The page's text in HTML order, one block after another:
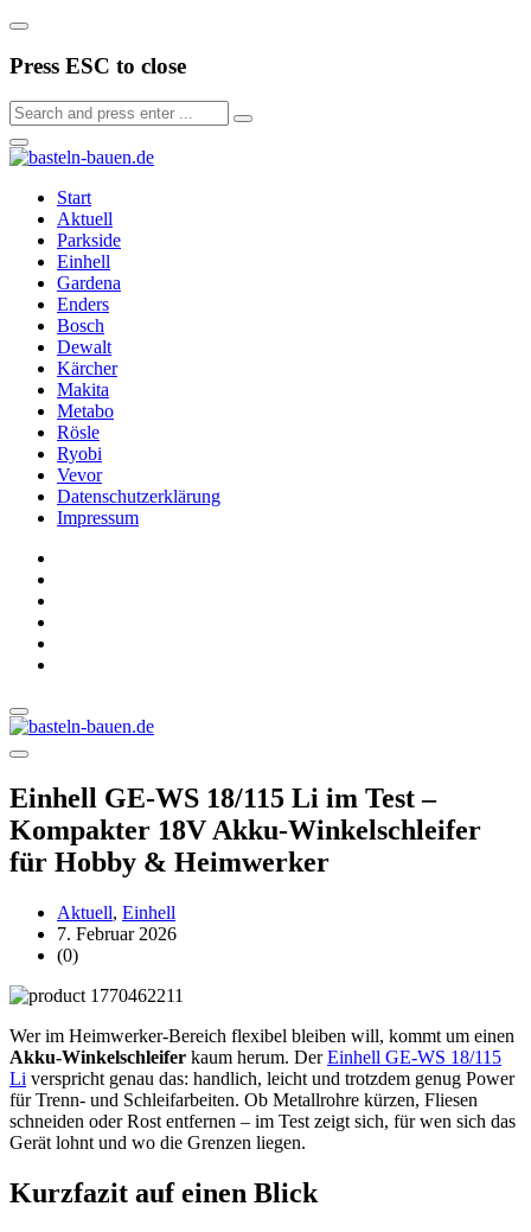
Press ESC to close
Start
Aktuell
Parkside
Einhell
Gardena
Enders
Bosch
Dewalt
Kärcher
Makita
Metabo
Rösle
Ryobi
Vevor
Datenschutzerklärung
Impressum
Einhell GE-WS 18/115 Li im Test –
Kompakter 18V Akku-Winkelschleifer
für Hobby & Heimwerker
Aktuell, Einhell
7. Februar 2026
(0)
Wer im Heimwerker-Bereich flexibel bleiben will, kommt um einen
Akku-Winkelschleifer kaum herum. DerEinhell GE-WS 18/115
Li verspricht genau das: handlich, leicht und trotzdem genug Power
für Trenn- und Schleifarbeiten. Ob Metallrohre kürzen, Fliesen
schneiden oder Rost entfernen – im Test zeigt sich, für wen sich das
Gerät lohnt und wo die Grenzen liegen.
Kurzfazit auf einen Blick